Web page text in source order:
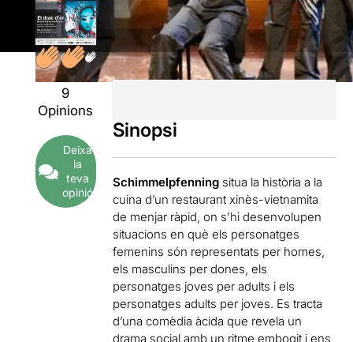
9
Opinions
Deixa
la
teva
opinió
Sinopsi
Schimmelpfenning situa la història a la
cuina d’un restaurant xinès-vietnamita
de menjar ràpid, on s’hi desenvolupen
situacions en què els personatges
femenins són representats per homes,
els masculins per dones, els
personatges joves per adults i els
personatges adults per joves. Es tracta
d’una comèdia àcida que revela un
drama social amb un ritme embogit i ens